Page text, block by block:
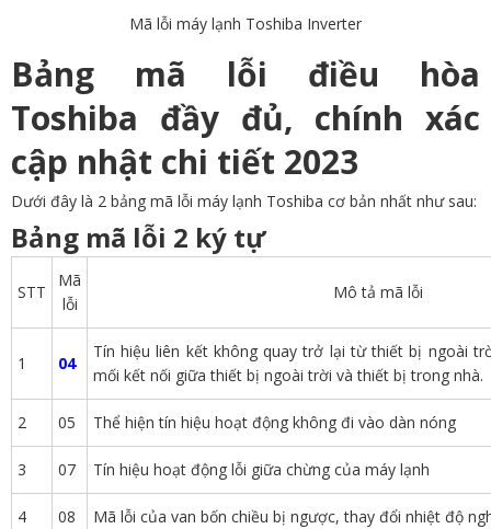
Mã lỗi máy lạnh Toshiba Inverter
Bảng mã lỗi điều hòa
Toshiba đầy đủ, chính xác
cập nhật chi tiết 2023
Dưới đây là 2 bảng mã lỗi máy lạnh Toshiba cơ bản nhất như sau:
Bảng mã lỗi 2 ký tự
STT
Mã
lỗi
Mô tả mã lỗi
1 04
Tín hiệu liên kết không quay trở lại từ thiết bị ngoài
mối kết nối giữa thiết bị ngoài trời và thiết bị trong nhà.
2 05 Thể hiện tín hiệu hoạt động không đi vào dàn nóng
3 07 Tín hiệu hoạt động lỗi giữa chừng của máy lạnh
4 08 Mã lỗi của van bốn chiều bị ngược, thay đổi nhiệt độ